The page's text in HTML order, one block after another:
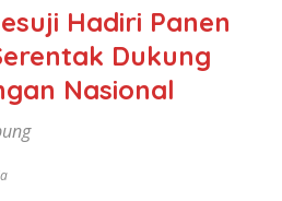
Hadiri Panen
Dukung
Nasional